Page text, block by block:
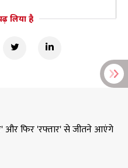
लिया है
और फिर 'रफ्तार' से जीतने आएंगे